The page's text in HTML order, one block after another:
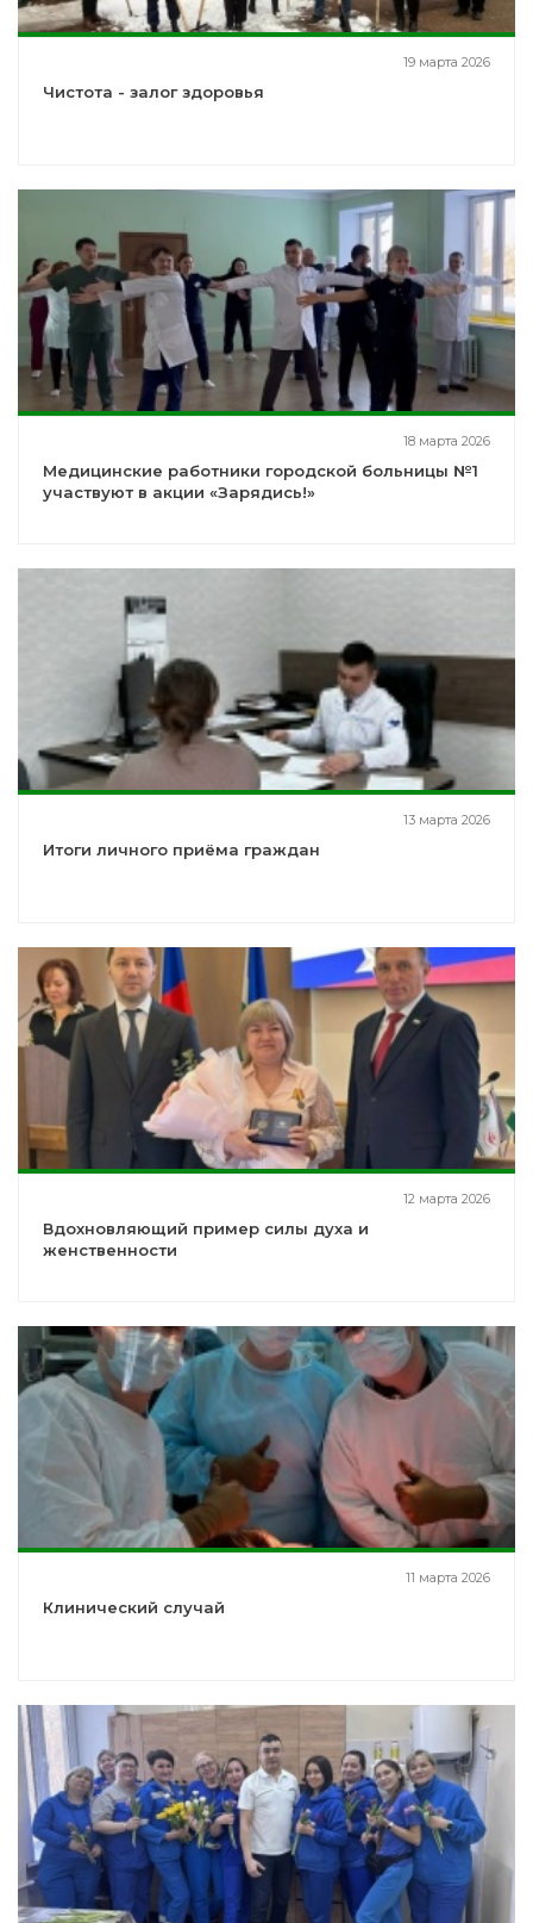
19 марта 2026
Чистота - залог здоровья
18 марта 2026
Медицинские работники городской больницы №1
участвуют в акции «Зарядись!»
13 марта 2026
Итоги личного приёма граждан
12 марта 2026
Вдохновляющий пример силы духа и
женственности
11 марта 2026
Клинический случай